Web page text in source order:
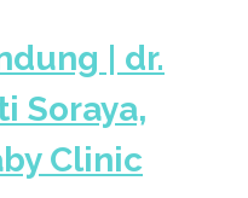
| dr.
Soraya,
Clinic